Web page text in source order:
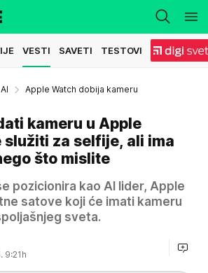
VESTI SAVETI TESTOVI
AI Apple Watch dobija kameru
kameru u Apple
služiti za selfije, ali ima
što mislite
pozicionira kao AI lider, Apple
satove koji će imati kameru
sveta.
9:21h